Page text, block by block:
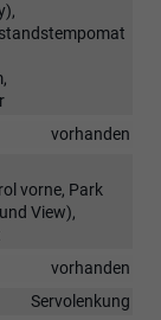
vorhanden
vorne, Park
View),
vorhanden
Servolenkung